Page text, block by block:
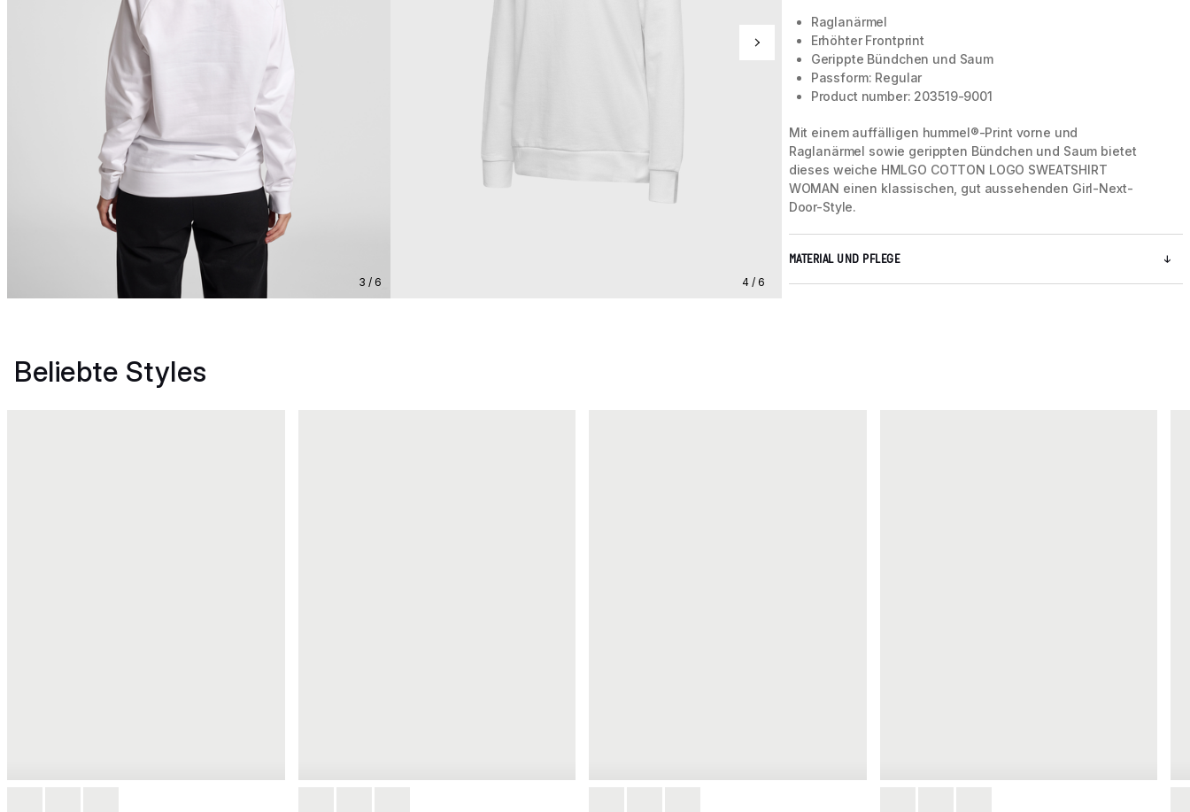
3 / 6 4 / 6 5 / 6
Raglanärmel
Erhöhter Frontprint
Gerippte Bündchen und Saum
Passform: Regular
Product number: 203519-9001
Mit einem auffälligen hummel®-Print vorne und
Raglanärmel sowie gerippten Bündchen und Saum bietet
dieses weiche HMLGO COTTON LOGO SWEATSHIRT
WOMAN einen klassischen, gut aussehenden Girl-Next-
Door-Style.
MATERIAL UND PFLEGE
Beliebte Styles